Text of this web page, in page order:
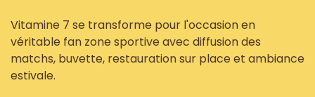
Vitamine 7 se transforme pour l'occasion en
véritable fan zone sportive avec diffusion des
matchs, buvette, restauration sur place et ambiance
estivale.